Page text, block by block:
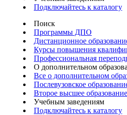
Подключайтесь к каталогу
Поиск
Программы ДПО
Дистанционное
Курсы повышения
Профессиональная
О дополнительном
Все о дополнительном
Послевузовское
Второе высшее образование
Учебным заведениям
Подключайтесь к каталогу